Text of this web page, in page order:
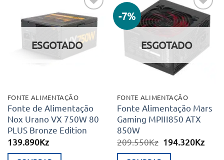
Adicionar
aos meus
desejos
ESGOTADO
FONTE ALIMENTAÇÃO
Fonte de Alimentação
Nox Urano VX 750W 80
PLUS Bronze Edition
139.890Kz
-7%
Adicionar
aos meus
ESGOTADO
FONTE ALIMENTAÇÃO
Fonte Alimentação Mars
Gaming MPIII850 ATX
850W
209.550Kz O
194.320KzO